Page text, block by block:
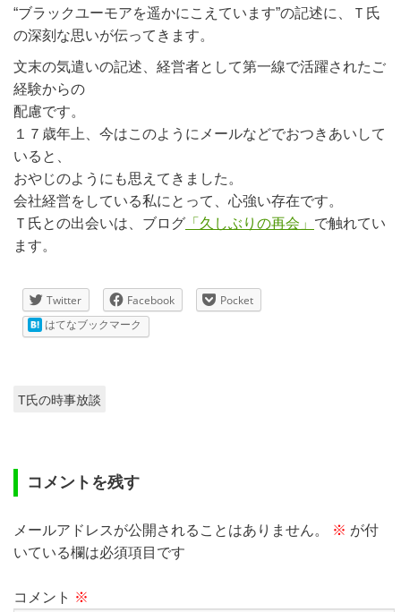
“ブラックユーモアを遥かにこえています”の記述に、Ｔ氏
の深刻な思いが伝ってきます。
文末の気遣いの記述、経営者として第一線で活躍されたご
経験からの
配慮です。
１７歳年上、今はこのようにメールなどでおつきあいして
いると、
おやじのようにも思えてきました。
会社経営をしている私にとって、心強い存在です。
Ｔ氏との出会いは、ブログ 「久しぶりの再会」 で触れてい
ます。
Twitter Facebook
Pocket
はてなブックマーク
T氏の時事放談
コメントを残す
メールアドレスが公開されることはありません。 ※ が付
いている欄は必須項目です
コメント ※